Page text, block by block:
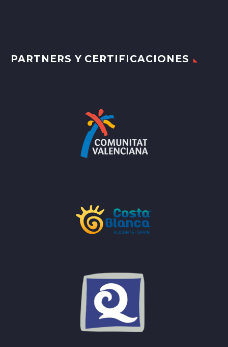
PARTNERS Y CERTIFICACIONES